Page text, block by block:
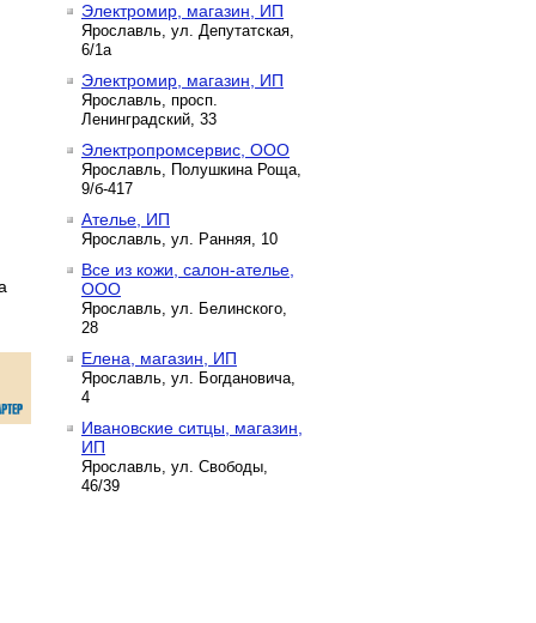
Электромир, магазин, ИП
Ярославль, ул. Депутатская,
6/1а
Электромир, магазин, ИП
Ярославль, просп.
Ленинградский, 33
Электропромсервис, ООО
Ярославль, Полушкина Роща,
9/б-417
Ателье, ИП
Ярославль, ул. Ранняя, 10
Все из кожи, салон-ателье,
ООО
Ярославль, ул. Белинского,
28
Елена, магазин, ИП
Ярославль, ул. Богдановича,
4
Ивановские ситцы, магазин,
ИП
Ярославль, ул. Свободы,
46/39